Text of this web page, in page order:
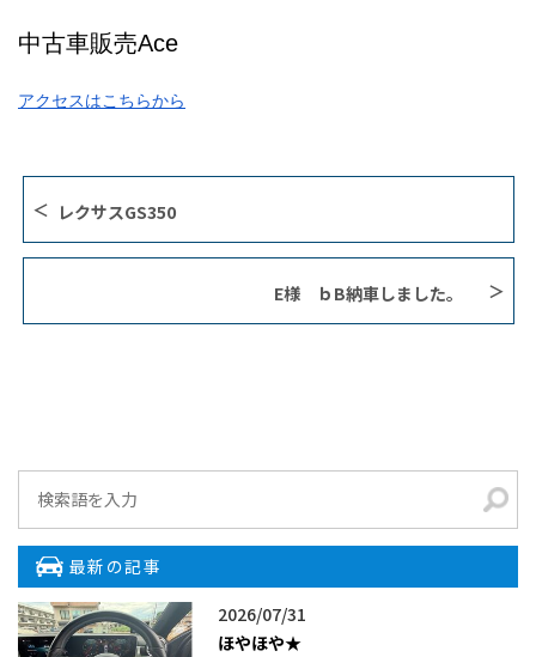
中古車販売Ace
アクセスはこちらから
レクサスGS350
E様 ｂB納車しました。
最新の記事
2026/07/31
ほやほや★